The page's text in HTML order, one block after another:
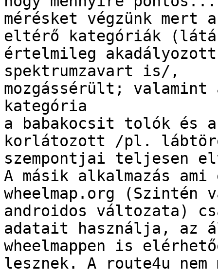
mérésket végzünk mert
eltérő kategóriák
értelmileg
spektrumzavart is/,
mozgássérült;
kategória
a babakocsit tolók és
korlátozott /pl.
szempontjai teljesen
A másik alkalmazás
wheelmap.org (Szintén
androidos változata)
adatait használja, az
wheelmappen is
lesznek. A route4u